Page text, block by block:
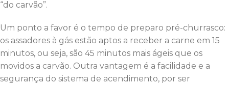
“do carvão”.
Um ponto a favor é o tempo de preparo pré-churrasco:
os assadores à gás estão aptos a receber a carne em 15
minutos, ou seja, são 45 minutos mais ágeis que os
movidos a carvão. Outra vantagem é a facilidade e a
segurança do sistema de acendimento, por ser